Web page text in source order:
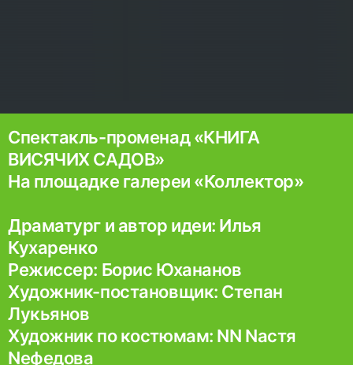
Спектакль-променад «КНИГА
ВИСЯЧИХ САДОВ»
На площадке галереи «Коллектор»
Драматург и автор идеи: Илья
Кухаренко
Режиссер: Борис Юхананов
Художник-постановщик: Степан
Лукьянов
Художник по костюмам: NN Nастя
Nефедова